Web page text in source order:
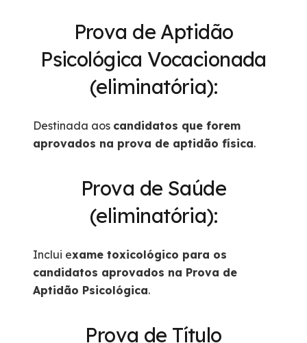
Prova de Aptidão
Psicológica Vocacionada
(eliminatória):
Destinada aos candidatos que forem
aprovados na prova de aptidão física.
Prova de Saúde
(eliminatória):
Inclui exame toxicológico para os
candidatos aprovados na Prova de
Aptidão Psicológica.
Prova de Título